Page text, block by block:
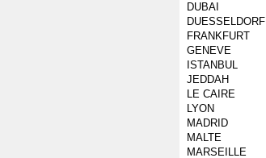
DUBAI
DUESSELDORF
FRANKFURT
GENEVE
ISTANBUL
JEDDAH
LE CAIRE
LYON
MADRID
MALTE
MARSEILLE